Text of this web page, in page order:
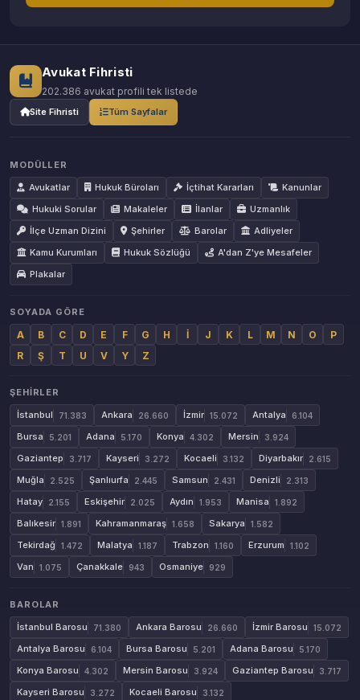
Avukat Fihristi
202.386 avukat profili tek listede
Site Fihristi Tüm Sayfalar
MODÜLLER
Avukatlar
Hukuk Büroları İçtihat Kararları
Kanunlar
Hukuki Sorular
Makaleler İlanlar
Uzmanlık
İlçe Uzman Dizini
Şehirler Barolar
Adliyeler
Kamu Kurumları
Hukuk Sözlüğü
A'dan Z'ye Mesafeler
Plakalar
SOYADA GÖRE
A B C D E F G H İ J K L M N O
P
R
Ş T U V Y Z
ŞEHIRLER
İstanbul
71.383 Ankara 26.660 İzmir 15.072 Antalya 6.104
Bursa 5.201 Adana 5.170 Konya 4.302 Mersin 3.924
Gaziantep 3.717 Kayseri 3.272 Kocaeli 3.132 Diyarbakır 2.615
Muğla 2.525 Şanlıurfa 2.445 Samsun 2.431 Denizli 2.313
Hatay 2.155 Eskişehir 2.025 Aydın 1.953 Manisa 1.892
Balıkesir 1.891 Kahramanmaraş 1.658 Sakarya 1.582
Tekirdağ 1.472 Malatya 1.187 Trabzon 1.160 Erzurum 1.102
Van 1.075 Çanakkale 943 Osmaniye 929
BAROLAR
İstanbul Barosu
71.380 Ankara Barosu 26.660 İzmir Barosu 15.072
Antalya Barosu 6.104 Bursa Barosu 5.201 Adana Barosu 5.170
Konya Barosu 4.302 Mersin Barosu 3.924 Gaziantep Barosu 3.717
Kayseri Barosu 3.272 Kocaeli Barosu 3.132